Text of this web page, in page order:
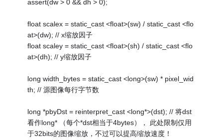
assert(dw > 0 && dh > 0);
float scalex = static_cast <float>(sw) / static_cast <flo
at>(dw); // x缩放因子
float scaley = static_cast <float>(sh) / static_cast <flo
at>(dh); // y缩放因子
long width_bytes = static_cast <long>(sw) * pixel_wid
th; // 源图像每行字节数
long *pbyDst = reinterpret_cast <long*>(dst); // 将dst
看作long* （每个*dst相当于4bytes）， 此处限制仅用
于32bits的图像缩放，不过可以提高缩放速度！